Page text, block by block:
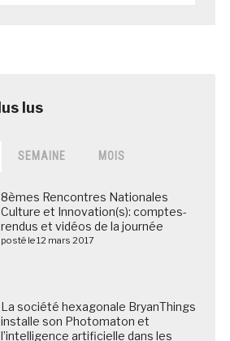
SEMAINE MOIS
8èmes Rencontres Nationales
Culture et Innovation(s): comptes-
rendus et vidéos de la journée
posté le 12 mars 2017
La société hexagonale BryanThings
installe son Photomaton et
l’intelligence artificielle dans les